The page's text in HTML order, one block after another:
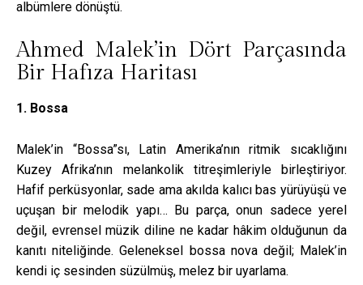
albümlere dönüştü.
Ahmed Malek’in Dört Parçasında
Bir Hafıza Haritası
1. Bossa
Malek’in “Bossa”sı, Latin Amerika’nın ritmik sıcaklığını
Kuzey Afrika’nın melankolik titreşimleriyle birleştiriyor.
Hafif perküsyonlar, sade ama akılda kalıcı bas yürüyüşü ve
uçuşan bir melodik yapı… Bu parça, onun sadece yerel
değil, evrensel müzik diline ne kadar hâkim olduğunun da
kanıtı niteliğinde. Geleneksel bossa nova değil; Malek’in
kendi iç sesinden süzülmüş, melez bir uyarlama.